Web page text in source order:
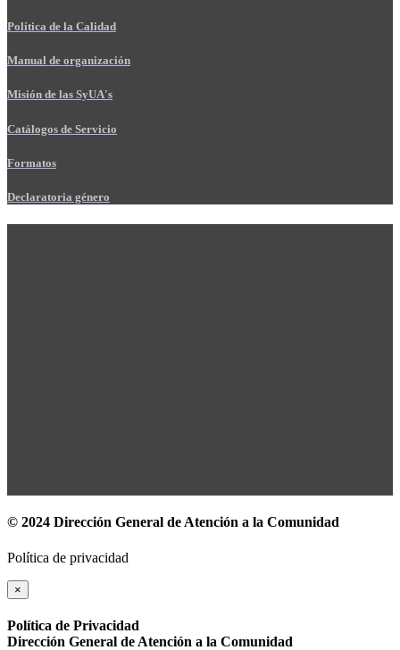
Política de la Calidad
Manual de organización
Misión de las SyUA's
Catálogos de Servicio
Formatos
Declaratoria género
© 2024 Dirección General de Atención a la Comunidad
Política de privacidad
×
Política de Privacidad
Dirección General de Atención a la Comunidad